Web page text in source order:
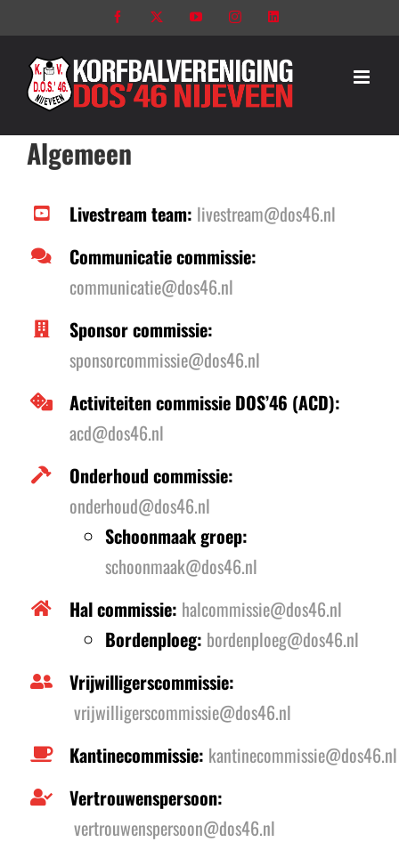
naar
Facebook YouTubeInstagram
Algemeen
Livestream team: livestream@dos46.nl
Communicatie commissie:
communicatie@dos46.nl
Sponsor commissie:
sponsorcommissie@dos46.nl
Activiteiten commissie DOS’46 (ACD):
acd@dos46.nl
Onderhoud commissie:
onderhoud@dos46.nl
Schoonmaak groep:
schoonmaak@dos46.nl
Hal commissie: halcommissie@dos46.nl
Bordenploeg: bordenploeg@dos46.nl
Vrijwilligerscommissie:
vrijwilligerscommissie@dos46.nl
Kantinecommissie: kantinecommissie@dos46.nl
Vertrouwenspersoon:
vertrouwenspersoon@dos46.nl